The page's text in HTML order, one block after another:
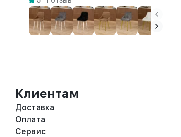
Клиентам
Доставка
Оплата
Сервис